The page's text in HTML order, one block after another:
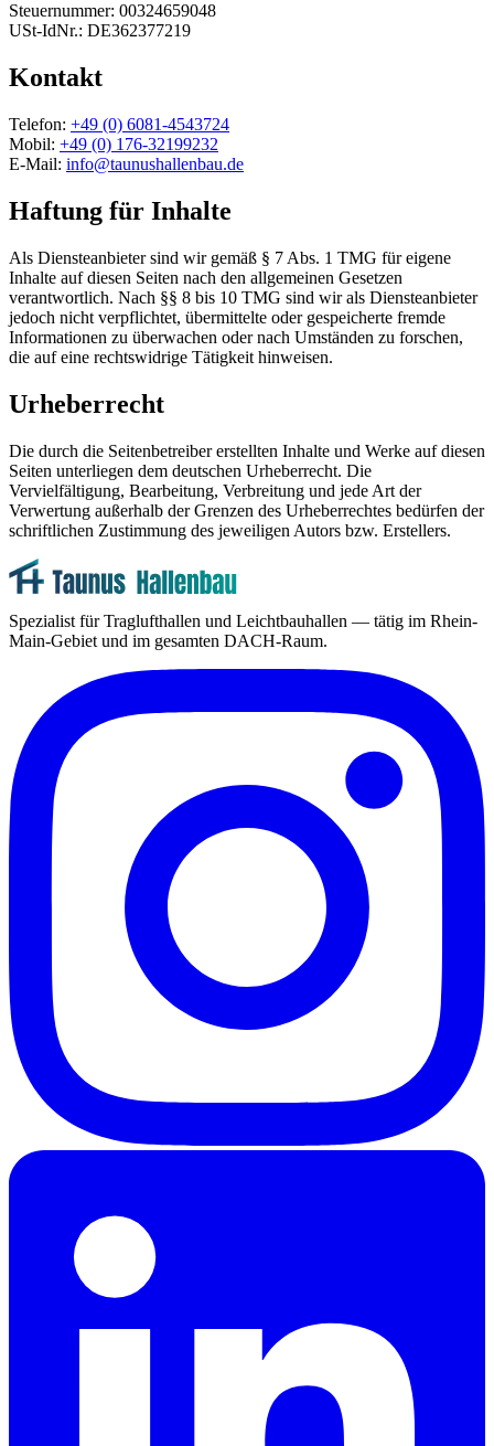
Steuernummer: 00324659048
USt-IdNr.: DE362377219
Kontakt
Telefon: +49 (0) 6081-4543724
Mobil: +49 (0) 176-32199232
E-Mail: info@taunushallenbau.de
Haftung für Inhalte
Als Diensteanbieter sind wir gemäß § 7 Abs. 1 TMG für eigene
Inhalte auf diesen Seiten nach den allgemeinen Gesetzen
verantwortlich. Nach §§ 8 bis 10 TMG sind wir als Diensteanbieter
jedoch nicht verpflichtet, übermittelte oder gespeicherte fremde
Informationen zu überwachen oder nach Umständen zu forschen,
die auf eine rechtswidrige Tätigkeit hinweisen.
Urheberrecht
Die durch die Seitenbetreiber erstellten Inhalte und Werke auf diesen
Seiten unterliegen dem deutschen Urheberrecht. Die
Vervielfältigung, Bearbeitung, Verbreitung und jede Art der
Verwertung außerhalb der Grenzen des Urheberrechtes bedürfen der
schriftlichen Zustimmung des jeweiligen Autors bzw. Erstellers.
Spezialist für Traglufthallen und Leichtbauhallen — tätig im Rhein-
Main-Gebiet und im gesamten DACH-Raum.